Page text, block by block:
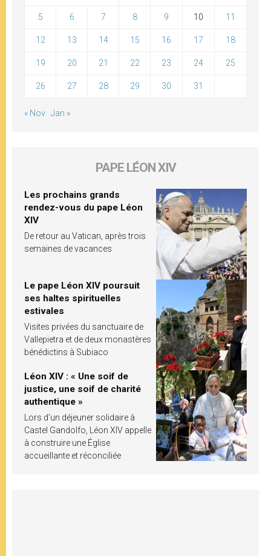
5 6 7 8 9 10 11
12 13 14 15 16 17 18
19 20 21 22 23 24 25
26 27 28 29 30 31
« Nov Jan »
PAPE LÉON XIV
Les prochains grands
rendez-vous du pape Léon
XIV
De retour au Vatican, après trois
semaines de vacances
Le pape Léon XIV poursuit
ses haltes spirituelles
estivales
Visites privées du sanctuaire de
Vallepietra et de deux monastères
bénédictins à Subiaco
Léon XIV : « Une soif de
justice, une soif de charité
authentique »
Lors d’un déjeuner solidaire à
Castel Gandolfo, Léon XIV appelle
à construire une Église
accueillante et réconciliée